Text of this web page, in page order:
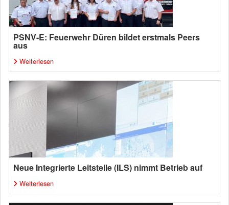
PSNV-E: Feuerwehr Düren bildet erstmals Peers
aus
Weiterlesen
Neue Integrierte Leitstelle (ILS) nimmt Betrieb auf
Weiterlesen